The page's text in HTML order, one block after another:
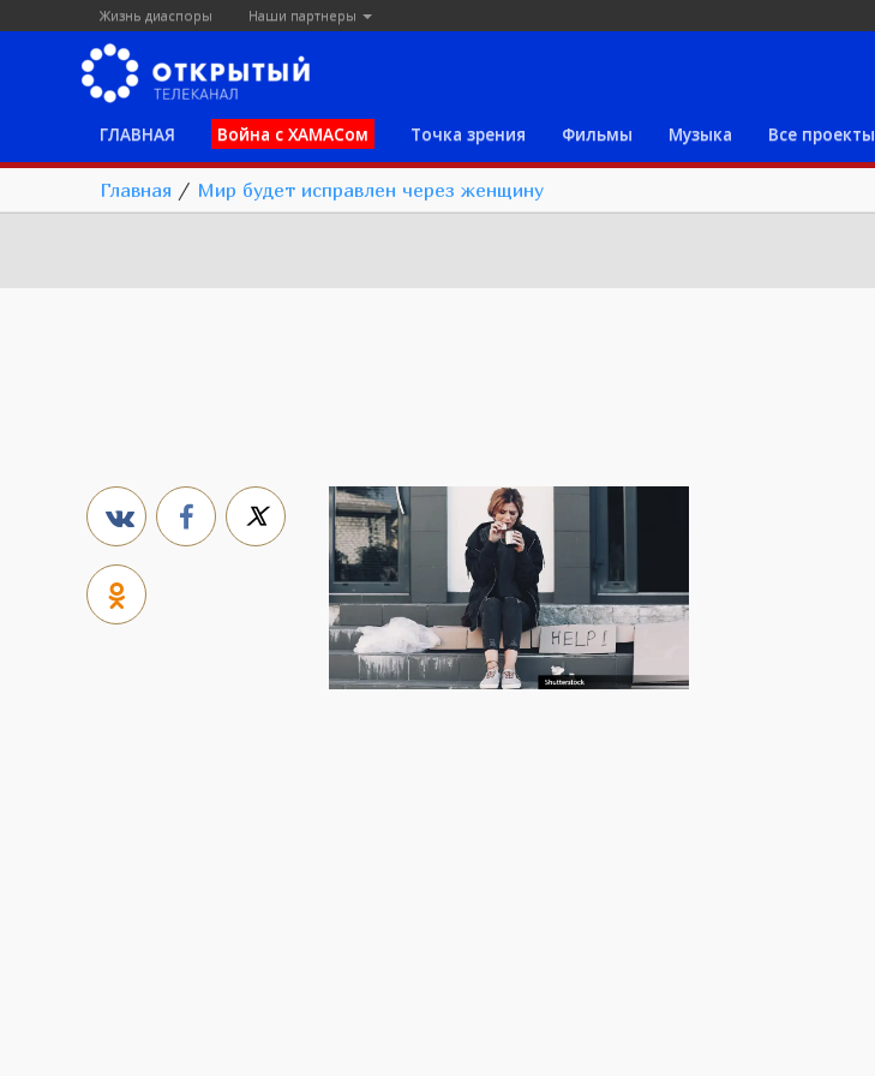
Жизнь диаспоры Наши партнеры
ГЛАВНАЯ Война с ХАМАСом Точка зрения Фильмы Музыка Все проекты
Главная / Мир будет исправлен через женщину